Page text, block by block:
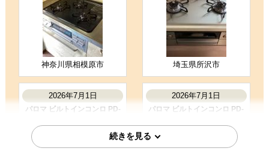
工事満足度 ★★★★☆ 受注満足度 ★★★★☆
購入の決め手
価格が安かった
お客様の声をもっと見る
神奈川県相模原市 埼玉県所沢市
2026年7月1日
パロマ ビルトインコンロ PD-
2026年7月1日
パロマ ビルトインコンロ PD-